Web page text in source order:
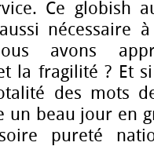
Ce globish
nécessaire
avons
la fragilité ? Et
des mots
un beau jour en
pureté